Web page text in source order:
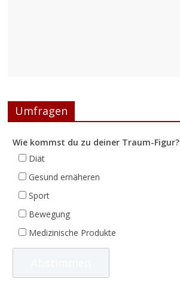
Umfragen
Wie kommst du zu deiner Traum-Figur?
Diät
Gesund ernäheren
Sport
Bewegung
Medizinische Produkte